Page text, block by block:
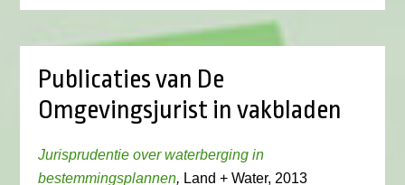
Publicaties van De
Omgevingsjurist in vakbladen
Jurisprudentie over waterberging in
bestemmingsplannen, Land + Water, 2013